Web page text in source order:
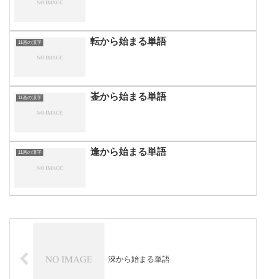
11画の漢字 転から始まる単語
11画の漢字 崟から始まる単語
11画の漢字 逢から始まる単語
淶から始まる単語